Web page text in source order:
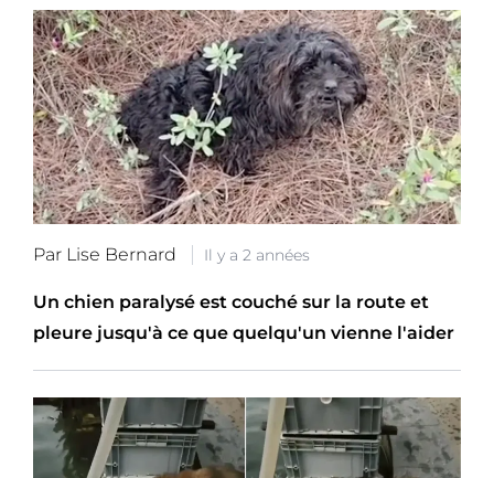
Par Lise Bernard Il y a 2 années
Un chien paralysé est couché sur la route et
pleure jusqu'à ce que quelqu'un vienne l'aider